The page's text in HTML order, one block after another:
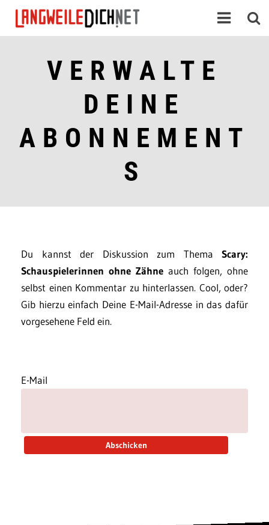
VERWALTE
DEINE
ABONNEMENT
S
Du kannst der Diskussion zum Thema Scary:
Schauspielerinnen ohne Zähne auch folgen, ohne
selbst einen Kommentar zu hinterlassen. Cool, oder?
Gib hierzu einfach Deine E-Mail-Adresse in das dafür
vorgesehene Feld ein.
E-Mail